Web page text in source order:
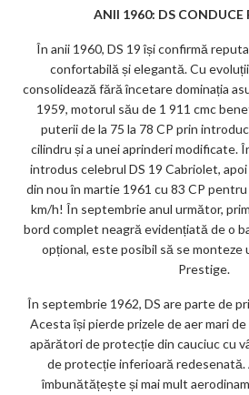
ANII 1960: DS CONDUCE
În anii 1960, DS 19 își confirmă
confortabilă și elegantă. Cu
consolidează fără încetare dominația
1959, motorul său de 1 911 cmc
puterii de la 75 la 78 CP prin
cilindru și a unei aprinderi modificate.
introdus celebrul DS 19 Cabriolet,
din nou în martie 1961 cu 83 CP
km/h! În septembrie anul următor,
bord complet neagră evidențiată de o
opțional, este posibil să se monteze
Prestige.
În septembrie 1962, DS are parte de
Acesta își pierde prizele de aer mari
apărători de protecție din cauciuc cu
de protecție inferioară redesenată.
îmbunătățește și mai mult